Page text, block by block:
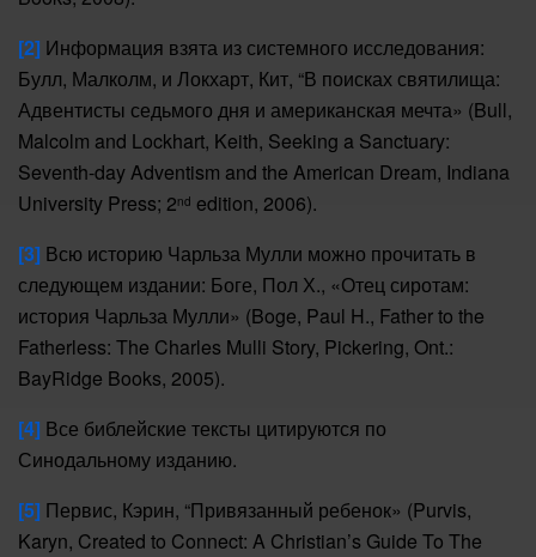
[2] Информация взята из системного исследования:
Булл, Малколм, и Локхарт, Кит, “В поисках святилища:
Адвентисты седьмого дня и американская мечта» (Bull,
Malcolm and Lockhart, Keith, Seeking a Sanctuary:
Seventh-day Adventism and the American Dream, Indiana
University Press; 2nd edition, 2006).
[3] Всю историю Чарльза Мулли можно прочитать в
следующем издании: Боге, Пол Х., «Отец сиротам:
история Чарльза Мулли» (Boge, Paul H., Father to the
Fatherless: The Charles Mulli Story, Pickering, Ont.:
BayRidge Books, 2005).
[4] Все библейские тексты цитируются по
Синодальному изданию.
[5] Первис, Кэрин, “Привязанный ребенок» (Purvis,
Karyn, Created to Connect: A Christian’s Guide To The